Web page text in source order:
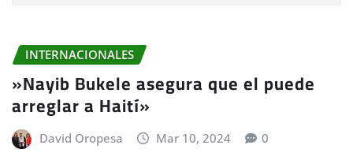
INTERNACIONALES
»Nayib Bukele asegura que el puede
arreglar a Haití»
David Oropesa Mar 10, 2024 0